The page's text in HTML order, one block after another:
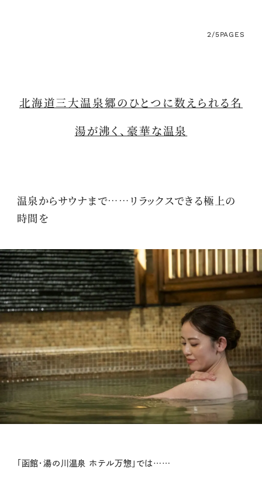
2/5PAGES
北海道三大温泉郷のひとつに数えられる名
湯が沸く、豪華な温泉
温泉からサウナまで……リラックスできる極上の
時間を
「函館・湯の川温泉 ホテル万惣」では……